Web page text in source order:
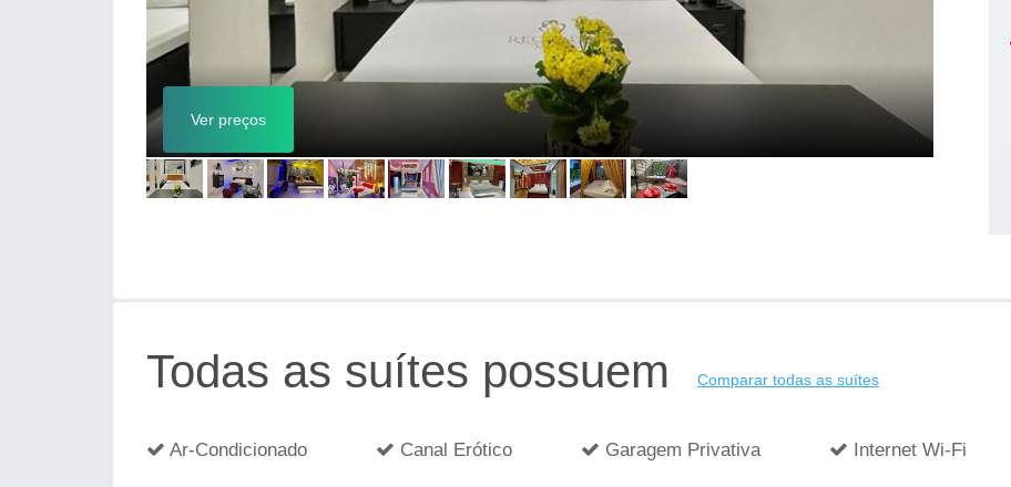
Ver preços
Todas as suítes possuem Comparar todas as suítes
Ar-Condicionado Canal Erótico Garagem Privativa Internet Wi-Fi